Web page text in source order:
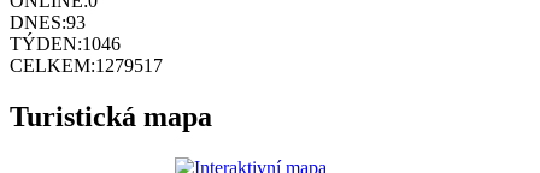
DNES:93
TÝDEN:1046
CELKEM:1279517
Turistická mapa